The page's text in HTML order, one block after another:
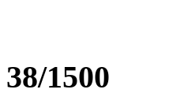
38/1500